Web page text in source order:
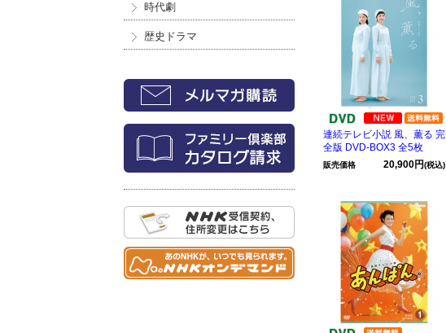
時代劇
歴史ドラマ
連続テレビ小説 風、薫る 完
全版 DVD-BOX3 全5枚
販売価格 20,900円(税込)